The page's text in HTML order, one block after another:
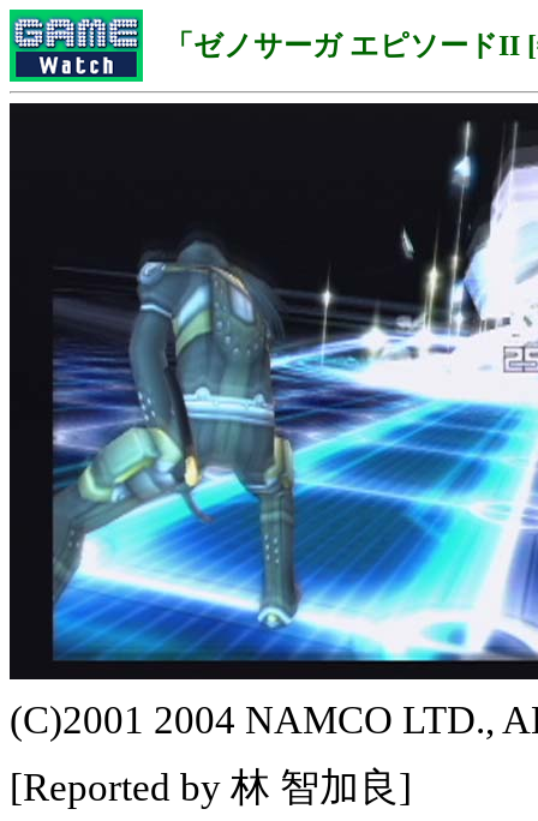
「ゼノサーガ エピソードII
(C)2001 2004 NAMCO LTD.,
[Reported by 林 智加良]